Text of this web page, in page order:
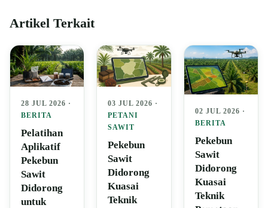
Artikel Terkait
28 JUL 2026 ·
BERITA
Pelatihan
Aplikatif
Pekebun
Sawit
Didorong
untuk
03 JUL 2026 ·
PETANI
SAWIT
Pekebun
Sawit
Didorong
Kuasai
Teknik
02 JUL 2026 ·
BERITA
Pekebun
Sawit
Didorong
Kuasai
Teknik